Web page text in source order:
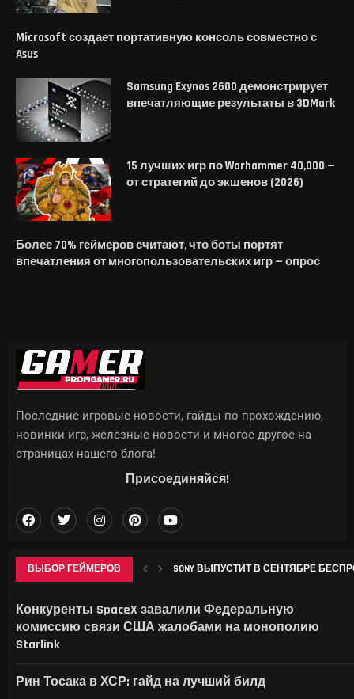
Microsoft создает портативную консоль совместно с
Asus
Samsung Exynos 2600 демонстрирует
впечатляющие результаты в 3DMark
15 лучших игр по Warhammer 40,000 —
от стратегий до экшенов (2026)
Более 70% геймеров считают, что боты портят
впечатления от многопользовательских игр — опрос
ВЫБОР ГЕЙМЕРОВ SONY ВЫПУСТИТ В СЕНТЯБРЕ
Конкуренты SpaceX завалили Федеральную
комиссию связи США жалобами на монополию
Starlink
Рин Тосака в ХСР: гайд на лучший билд
Последние игровые новости, гайды по прохождению,
новинки игр, железные новости и многое другое на
страницах нашего блога!
Присоединяйся!